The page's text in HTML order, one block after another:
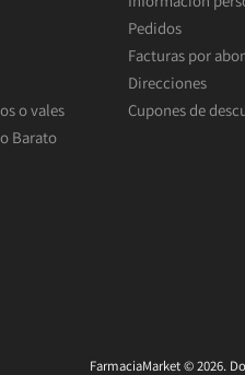
o vales
Barato
Pedidos
Facturas por
Direcciones
Cupones de
FarmaciaMarket © 2026.